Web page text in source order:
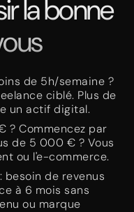
la bonne
de 5h/semaine ?
ciblé. Plus de
un actif digital.
? Commencez par
de 5 000 € ? Vous
ou l'e-commerce.
: besoin de revenus
à 6 mois sans
ou marque